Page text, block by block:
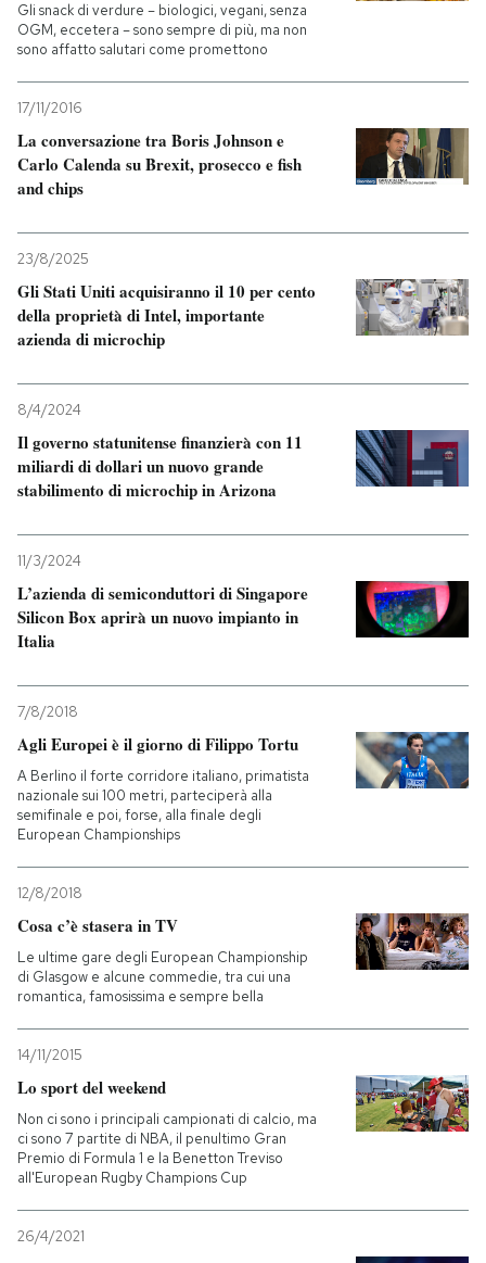
Gli snack di verdure – biologici, vegani, senza
OGM, eccetera – sono sempre di più, ma non
sono affatto salutari come promettono
17/11/2016
La conversazione tra Boris Johnson e
Carlo Calenda su Brexit, prosecco e fish
and chips
23/8/2025
Gli Stati Uniti acquisiranno il 10 per cento
della proprietà di Intel, importante
azienda di microchip
8/4/2024
Il governo statunitense finanzierà con 11
miliardi di dollari un nuovo grande
stabilimento di microchip in Arizona
11/3/2024
L’azienda di semiconduttori di Singapore
Silicon Box aprirà un nuovo impianto in
Italia
7/8/2018
Agli Europei è il giorno di Filippo Tortu
A Berlino il forte corridore italiano, primatista
nazionale sui 100 metri, parteciperà alla
semifinale e poi, forse, alla finale degli
European Championships
12/8/2018
Cosa c’è stasera in TV
Le ultime gare degli European Championship
di Glasgow e alcune commedie, tra cui una
romantica, famosissima e sempre bella
14/11/2015
Lo sport del weekend
Non ci sono i principali campionati di calcio, ma
ci sono 7 partite di NBA, il penultimo Gran
Premio di Formula 1 e la Benetton Treviso
all'European Rugby Champions Cup
26/4/2021